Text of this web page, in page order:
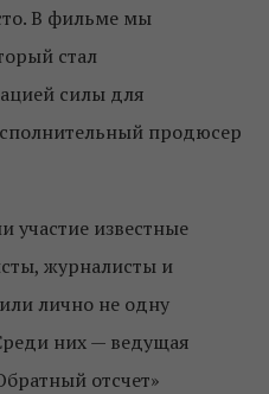
В фильме мы
стал
силы для
продюсер
участие известные
журналисты и
лично не одну
них — ведущая
отсчет»